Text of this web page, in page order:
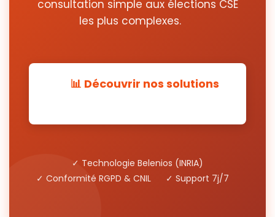
consultation simple aux élections CSE
les plus complexes.
📊 Découvrir nos solutions
✓ Technologie Belenios (INRIA)
✓ Conformité RGPD & CNIL
✓ Support 7j/7